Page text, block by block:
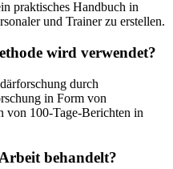
praktisches Handbuch in
und Trainer zu erstellen.
wird verwendet?
durch
in Form von
von 100-Tage-Berichten in
behandelt?